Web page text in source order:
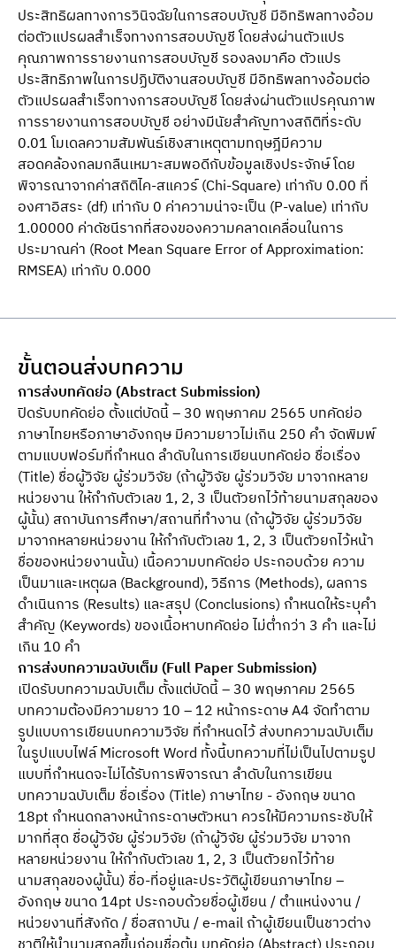
ประสิทธิผลทางการวินิจฉัยในการสอบบัญชี มีอิทธิพลทางอ้อม
ต่อตัวแปรผลสำเร็จทางการสอบบัญชี โดยส่งผ่านตัวแปร
คุณภาพการรายงานการสอบบัญชี รองลงมาคือ ตัวแปร
ประสิทธิภาพในการปฏิบัติงานสอบบัญชี มีอิทธิพลทางอ้อมต่อ
ตัวแปรผลสำเร็จทางการสอบบัญชี โดยส่งผ่านตัวแปรคุณภาพ
การรายงานการสอบบัญชี อย่างมีนัยสำคัญทางสถิติที่ระดับ
0.01 โมเดลความสัมพันธ์เชิงสาเหตุตามทฤษฎีมีความ
สอดคล้องกลมกลืนเหมาะสมพอดีกับข้อมูลเชิงประจักษ์ โดย
พิจารณาจากค่าสถิติไค-สแควร์ (Chi-Square) เท่ากับ 0.00 ที่
องศาอิสระ (df) เท่ากับ 0 ค่าความน่าจะเป็น (P-value) เท่ากับ
1.00000 ค่าดัชนีรากที่สองของความคลาดเคลื่อนในการ
ประมาณค่า (Root Mean Square Error of Approximation:
RMSEA) เท่ากับ 0.000
ขั้นตอนส่งบทความ
การส่งบทคัดย่อ (Abstract Submission)
ปิดรับบทคัดย่อ ตั้งแต่บัดนี้ – 30 พฤษภาคม 2565 บทคัดย่อ
ภาษาไทยหรือภาษาอังกฤษ มีความยาวไม่เกิน 250 คำ จัดพิมพ์
ตามแบบฟอร์มที่กำหนด ลำดับในการเขียนบทคัดย่อ ชื่อเรื่อง
(Title) ชื่อผู้วิจัย ผู้ร่วมวิจัย (ถ้าผู้วิจัย ผู้ร่วมวิจัย มาจากหลาย
หน่วยงาน ให้กำกับตัวเลข 1, 2, 3 เป็นตัวยกไว้ท้ายนามสกุลของ
ผู้นั้น) สถาบันการศึกษา/สถานที่ทำงาน (ถ้าผู้วิจัย ผู้ร่วมวิจัย
มาจากหลายหน่วยงาน ให้กำกับตัวเลข 1, 2, 3 เป็นตัวยกไว้หน้า
ชื่อของหน่วยงานนั้น) เนื้อความบทคัดย่อ ประกอบด้วย ความ
เป็นมาและเหตุผล (Background), วิธีการ (Methods), ผลการ
ดำเนินการ (Results) และสรุป (Conclusions) กำหนดให้ระบุคำ
สำคัญ (Keywords) ของเนื้อหาบทคัดย่อ ไม่ต่ำกว่า 3 คำ และไม่
เกิน 10 คำ
การส่งบทความฉบับเต็ม (Full Paper Submission)
เปิดรับบทความฉบับเต็ม ตั้งแต่บัดนี้ – 30 พฤษภาคม 2565
บทความต้องมีความยาว 10 – 12 หน้ากระดาษ A4 จัดทำตาม
รูปแบบการเขียนบทความวิจัย ที่กำหนดไว้ ส่งบทความฉบับเต็ม
ในรูปแบบไฟล์ Microsoft Word ทั้งนี้บทความที่ไม่เป็นไปตามรูป
แบบที่กำหนดจะไม่ได้รับการพิจารณา ลำดับในการเขียน
บทความฉบับเต็ม ชื่อเรื่อง (Title) ภาษาไทย - อังกฤษ ขนาด
18pt กำหนดกลางหน้ากระดาษตัวหนา ควรให้มีความกระชับให้
มากที่สุด ชื่อผู้วิจัย ผู้ร่วมวิจัย (ถ้าผู้วิจัย ผู้ร่วมวิจัย มาจาก
หลายหน่วยงาน ให้กำกับตัวเลข 1, 2, 3 เป็นตัวยกไว้ท้าย
นามสกุลของผู้นั้น) ชื่อ-ที่อยู่และประวัติผู้เขียนภาษาไทย –
อังกฤษ ขนาด 14pt ประกอบด้วยชื่อผู้เขียน / ตำแหน่งงาน /
หน่วยงานที่สังกัด / ชื่อสถาบัน / e-mail ถ้าผู้เขียนเป็นชาวต่าง